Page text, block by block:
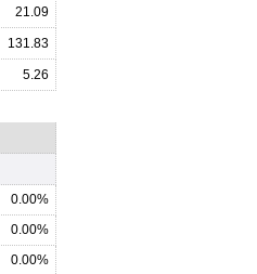
21.09
131.83
5.26
0.00%
0.00%
0.00%